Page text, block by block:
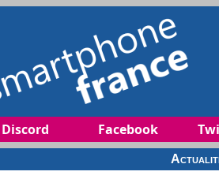
Discord Facebook